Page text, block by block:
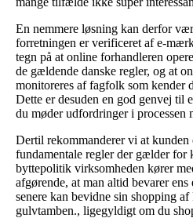
En nemmere løsning kan derfor
forretningen er verificeret af e-
tegn på at online forhandleren
de gældende danske regler, og at
monitoreres af fagfolk som kender
Dette er desuden en god genvej til
du møder udfordringer i processen
Dertil rekommanderer vi at
fundamentale regler der gælder for
byttepolitik virksomheden kører
afgørende, at man altid bevarer
senere kan bevidne sin shopping
gulvtamben., ligegyldigt om du